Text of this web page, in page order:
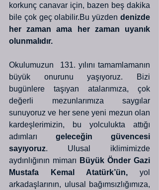
korkunç canavar için, bazen beş dakika
bile çok geç olabilir.Bu yüzden denizde
her zaman ama her zaman uyanık
olunmalıdır.
Okulumuzun  131. yılını tamamlamanın
büyük onurunu yaşıyoruz. Bizi
bugünlere taşıyan atalarımıza, çok
değerli mezunlarımıza saygılar
sunuyoruz ve her sene yeni mezun olan
kardeşlerimizin, bu yolculukta attığı
adımları geleceğin güvencesi
sayıyoruz. Ulusal iklimimizde
aydınlığının mimarı Büyük Önder Gazi
Mustafa Kemal Atatürk’ün, yol
arkadaşlarının, ulusal bağımsızlığımıza,